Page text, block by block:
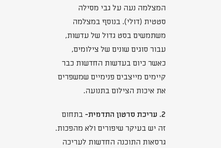
המצלמה נעה על גבי מסילה
סטטית (דולי). בנוסף במצלמה
משתמשים בסט גדול של עדשות,
עבור סוגים שונים של צילומים,
כאשר כיום בעדשות החדשות כבר
קיימים מייצבים פנימיים שמשפרים
את איכות הצילום בתנועה.
2. עריכת סרטון התדמית-
בתחום
זה יש בעיקר שיפורים ולא מהפכות.
גרסאות התוכנה החדשות לעריכה